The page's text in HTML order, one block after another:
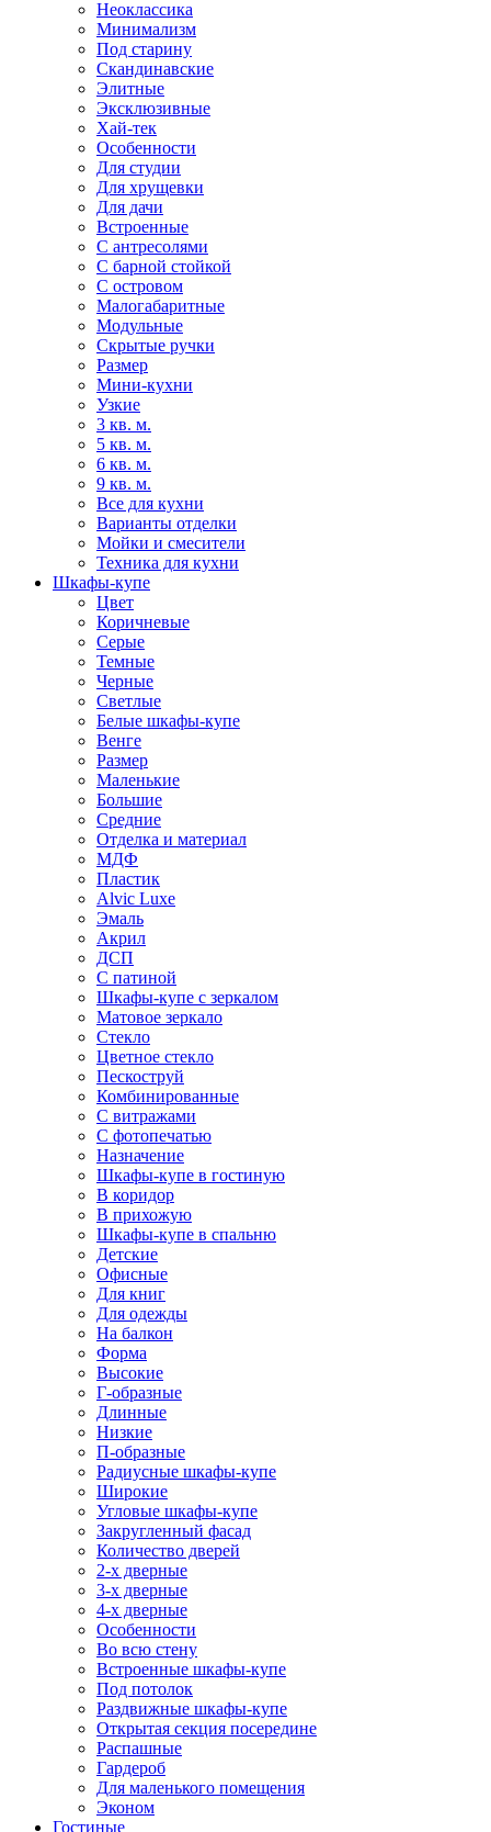
Неоклассика
Минимализм
Под старину
Скандинавские
Элитные
Эксклюзивные
Хай-тек
Особенности
Для студии
Для хрущевки
Для дачи
Встроенные
С антресолями
С барной стойкой
С островом
Малогабаритные
Модульные
Скрытые ручки
Размер
Мини-кухни
Узкие
3 кв. м.
5 кв. м.
6 кв. м.
9 кв. м.
Все для кухни
Варианты отделки
Мойки и смесители
Техника для кухни
Шкафы-купе
Цвет
Коричневые
Серые
Темные
Черные
Светлые
Белые шкафы-купе
Венге
Размер
Маленькие
Большие
Средние
Отделка и материал
МДФ
Пластик
Alvic Luxe
Эмаль
Акрил
ДСП
С патиной
Шкафы-купе с зеркалом
Матовое зеркало
Стекло
Цветное стекло
Пескоструй
Комбинированные
С витражами
С фотопечатью
Назначение
Шкафы-купе в гостиную
В коридор
В прихожую
Шкафы-купе в спальню
Детские
Офисные
Для книг
Для одежды
На балкон
Форма
Высокие
Г-образные
Длинные
Низкие
П-образные
Радиусные шкафы-купе
Широкие
Угловые шкафы-купе
Закругленный фасад
Количество дверей
2-х дверные
3-х дверные
4-х дверные
Особенности
Во всю стену
Встроенные шкафы-купе
Под потолок
Раздвижные шкафы-купе
Открытая секция посередине
Распашные
Гардероб
Для маленького помещения
Эконом
Гостиные